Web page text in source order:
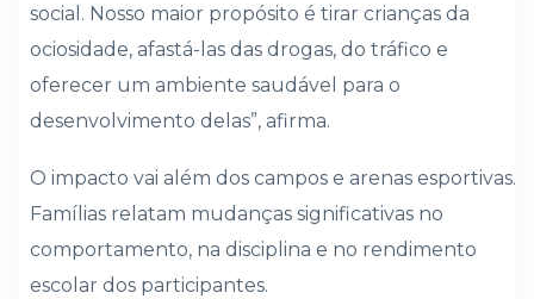
social. Nosso maior propósito é tirar crianças da
ociosidade, afastá-las das drogas, do tráfico e
oferecer um ambiente saudável para o
desenvolvimento delas”, afirma.
O impacto vai além dos campos e arenas esportivas.
Famílias relatam mudanças significativas no
comportamento, na disciplina e no rendimento
escolar dos participantes.